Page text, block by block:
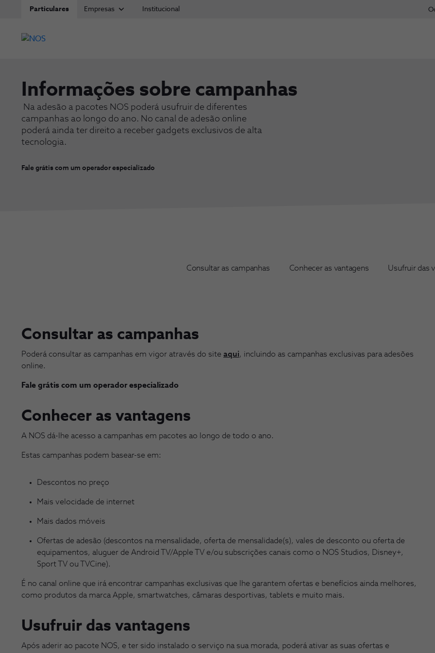
Particulares Empresas Institucional
Informações sobre campanhas
Na adesão a pacotes NOS poderá usufruir de diferentes
campanhas ao longo do ano. No canal de adesão online
poderá ainda ter direito a receber gadgets exclusivos de alta
tecnologia.
Fale grátis com um operador especializado
Consultar as campanhas Conhecer as vantagens Usufruir das
Consultar as campanhas
Poderá consultar as campanhas em vigor através do site aqui, incluindo as campanhas exclusivas para adesões
online.
Fale grátis com um operador especializado
Conhecer as vantagens
A NOS dá-lhe acesso a campanhas em pacotes ao longo de todo o ano.
Estas campanhas podem basear-se em:
Descontos no preço
Mais velocidade de internet
Mais dados móveis
Ofertas de adesão (descontos na mensalidade, oferta de mensalidade(s), vales de desconto ou oferta de
equipamentos, aluguer de Android TV/Apple TV e/ou subscrições canais como o NOS Studios, Disney+,
Sport TV ou TVCine).
É no canal online que irá encontrar campanhas exclusivas que lhe garantem ofertas e benefícios ainda melhores,
como produtos da marca Apple, smartwatches, câmaras desportivas, tablets e muito mais.
Usufruir das vantagens
Após aderir ao pacote NOS, e ter sido instalado o serviço na sua morada, poderá ativar as suas ofertas e